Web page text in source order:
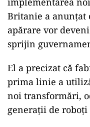
Britanie a anunțat
apărare vor
sprijin
El a precizat că
prima linie a
noi transformări,
generații de